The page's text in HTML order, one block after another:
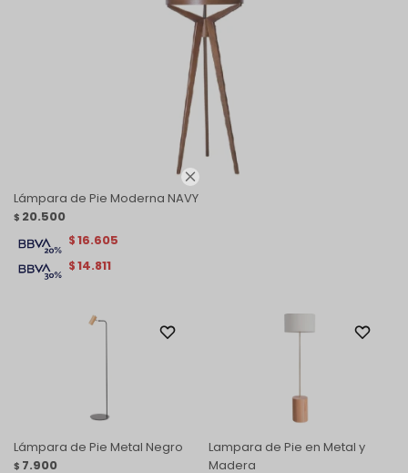

Lámpara de Pie Moderna NAVY
$ 20.500
$14.811
$16.605
Lámpara de Pie Metal Negro
$ 7.900
Lampara de Pie en Metal y
Madera